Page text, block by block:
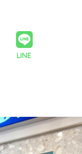
LINE